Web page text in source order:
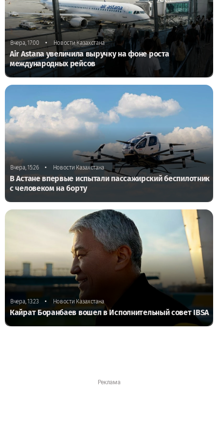
Вчера, 17:00 • Новости Казахстана
Air Astana увеличила выручку на фоне роста
международных рейсов
Вчера, 15:26 • Новости Казахстана
В Астане впервые испытали пассажирский беспилотник
с человеком на борту
Вчера, 13:23 • Новости Казахстана
Кайрат Боранбаев вошел в Исполнительный совет IBSA